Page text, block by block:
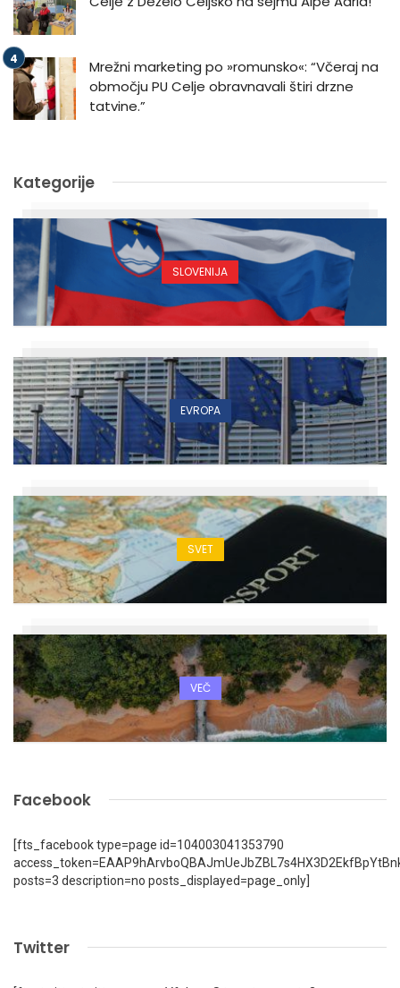
Mrežni marketing po »romunsko«: “Včeraj na
območju PU Celje obravnavali štiri drzne
tatvine.”
Kategorije
SLOVENIJA
EVROPA
SVET
VEČ
Facebook
[fts_facebook type=page id=104003041353790
posts=3 description=no posts_displayed=page_only]
Twitter